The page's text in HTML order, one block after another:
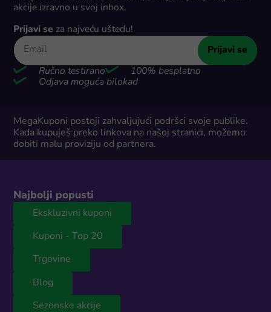
akcije izravno u svoj inbox.
Prijavi se za najveću uštedu!
Prijavi se
Ručno testirano
100% besplatno
Odjava moguća bilokad
MegaKuponi postoji zahvaljujući podršci svoje publike.
Kada kupuješ preko linkova na našoj stranici, možemo
dobiti malu proviziju od partnera.
Najbolji popusti
Ekskluzivni kuponi
Kuponi - Top 20
Trgovine
Blog
Sezonske akcije